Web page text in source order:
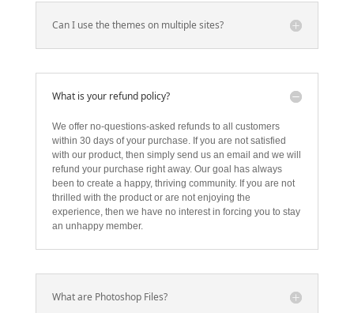
Can I use the themes on multiple sites?
What is your refund policy?
We offer no-questions-asked refunds to all customers
within 30 days of your purchase. If you are not satisfied
with our product, then simply send us an email and we will
refund your purchase right away. Our goal has always
been to create a happy, thriving community. If you are not
thrilled with the product or are not enjoying the
experience, then we have no interest in forcing you to stay
an unhappy member.
What are Photoshop Files?